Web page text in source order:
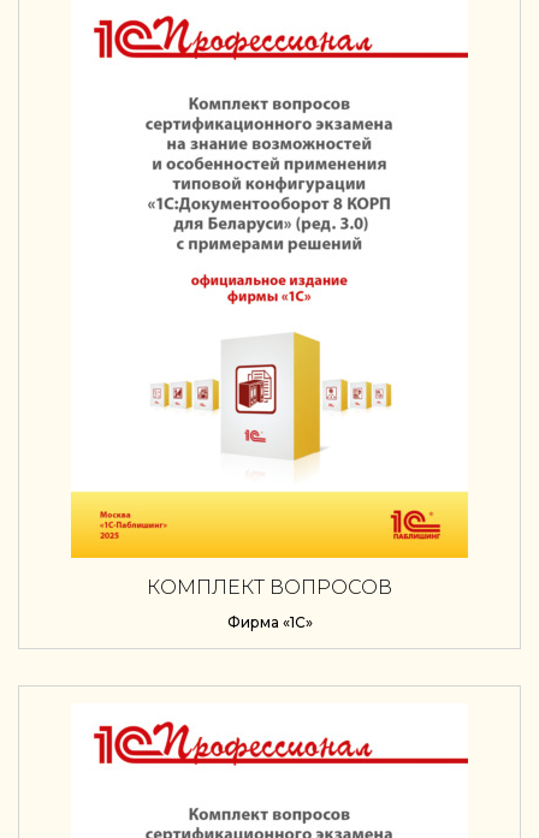
КОМПЛЕКТ ВОПРОСОВ
СЕРТИФИКАЦИОННОГО ЭКЗАМЕНА
«1С:ПРОФЕССИОНАЛ» НА ЗНАНИЕ
ВОЗМОЖНОСТЕЙ И ОСОБЕННОСТЕЙ
БЕЛАРУСИ» (РЕД. 3.0) С ПРИМЕРАМИ
РЕШЕНИЙ (+ EPUB). ВЕРСИЯ ЭКЗАМЕНА –
СЕНТЯБРЬ 2025 Г.
Фирма «1С»